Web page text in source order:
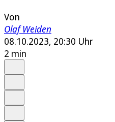
Von
Olaf Weiden
08.10.2023, 20:30 Uhr
2 min